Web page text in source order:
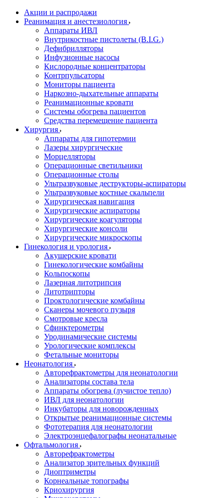
Акции и распродажи
Реанимация и анестезиология
Аппараты ИВЛ
Внутрикостные пистолеты (B.I.G.)
Дефибрилляторы
Инфузионные насосы
Кислородные концентраторы
Контрпульсаторы
Мониторы пациента
Наркозно-дыхательные аппараты
Реанимационные кровати
Системы обогрева пациентов
Средства перемещение пациента
Хирургия
Аппараты для гипотермии
Лазеры хирургические
Морцелляторы
Операционные светильники
Операционные столы
Ультразвуковые деструкторы-аспираторы
Ультразвуковые костные скальпели
Хирургическая навигация
Хирургические аспираторы
Хирургические коагуляторы
Хирургические консоли
Хирургические микроскопы
Гинекология и урология
Акушерские кровати
Гинекологические комбайны
Кольпоскопы
Лазерная литотрипсия
Литотрипторы
Проктологические комбайны
Сканеры мочевого пузыря
Смотровые кресла
Сфинктерометры
Уродинамические системы
Урологические комплексы
Фетальные мониторы
Неонатология
Авторефрактометры для неонатологии
Анализаторы состава тела
Аппараты обогрева (лучистое тепло)
ИВЛ для неонатологии
Инкубаторы для новорожденных
Открытые реанимационные системы
Фототерапия для неонатологии
Электроэнцефалографы неонатальные
Офтальмология
Авторефрактометры
Анализатор зрительных функций
Диоптриметры
Корнеальные топографы
Криохирургия